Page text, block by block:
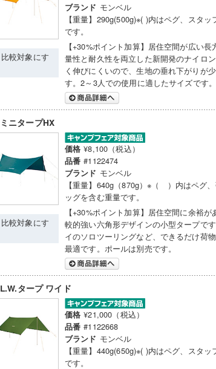
比較対象にす
ブランド モンベル
【重量】290g(500g)※( )内はペグ、スタ
です。
【+30%ポイント加算】居住空間が広い
量性と耐久性を両立した新開発のナイロ
く伸びにくいので、生地の垂れ下がりが
す。2～3人での使用に適したサイズです
ミニタープHX
比較対象にす
価格 ¥8,100（税込）
品番 #1122474
ブランド モンベル
【重量】640g（870g）※（ ）内はペグ
ッグを含む重量です。
【+30%ポイント加算】居住空間に余裕
較的強い六角形デザインの小型タープで
イのソロツーリングなど、できるだけ荷
最適です。ポールは別売です。
L.W.タープ ワイド
価格 ¥21,000（税込）
品番 #1122668
ブランド モンベル
【重量】440g(650g)※( )内はペグ、スタ
です。